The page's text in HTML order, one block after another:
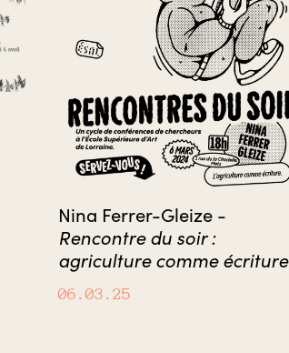
Nina Ferrer-Gleize -
Rencontre du soir :
agriculture comme écriture
06.03.25